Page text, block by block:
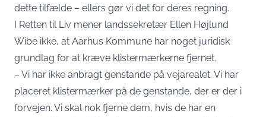
dette tilfælde – ellers gør vi det for deres regning.
I Retten til Liv mener landssekretær Ellen Højlund
Wibe ikke, at Aarhus Kommune har noget juridisk
grundlag for at kræve klistermærkerne fjernet.
– Vi har ikke anbragt genstande på vejarealet. Vi har
placeret klistermærker på de genstande, der er der i
forvejen. Vi skal nok fjerne dem, hvis de har en